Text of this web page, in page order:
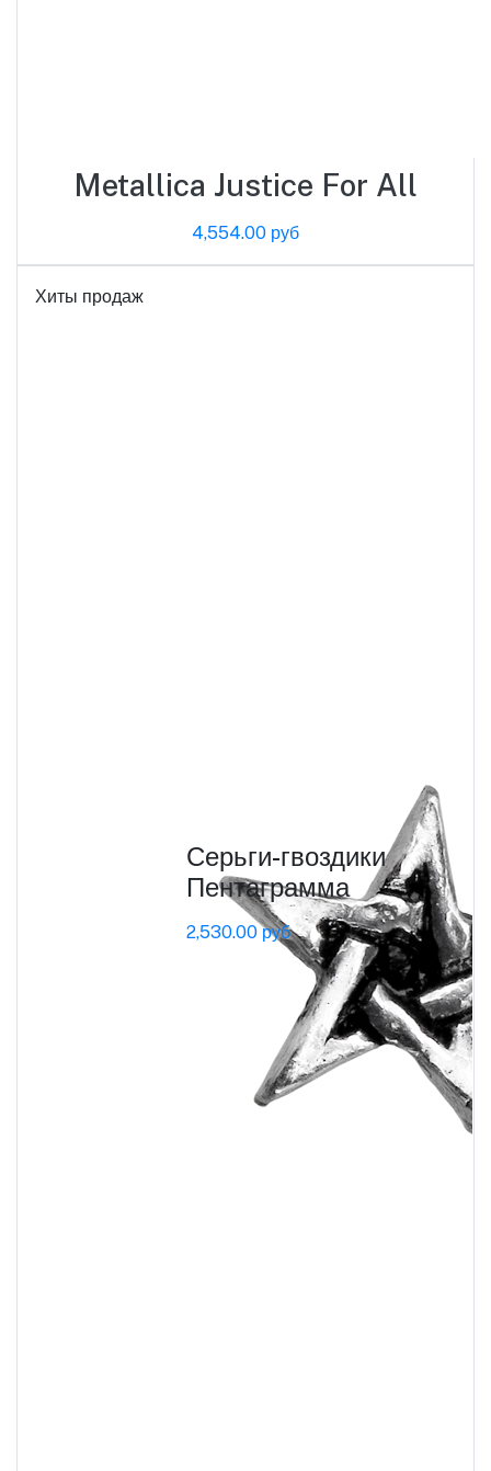
Metallica Justice For All
4,554.00 руб
Хиты продаж
Серьги-гвоздики
Пентаграмма
2,530.00 руб